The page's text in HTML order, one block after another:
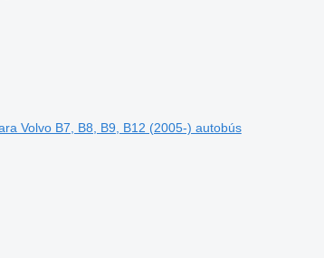
Volvo B7, B8, B9, B12 (2005-) autobús